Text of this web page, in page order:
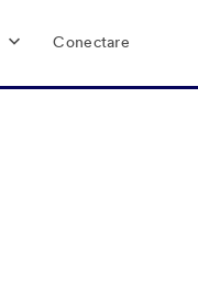
Conectare